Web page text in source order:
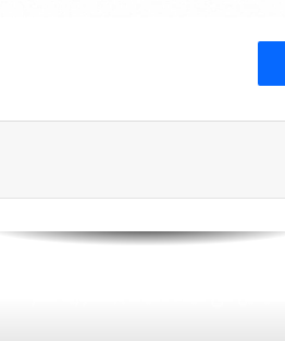
الجديدة
الغارات الإسرائيلية على الجنوب اللبناني